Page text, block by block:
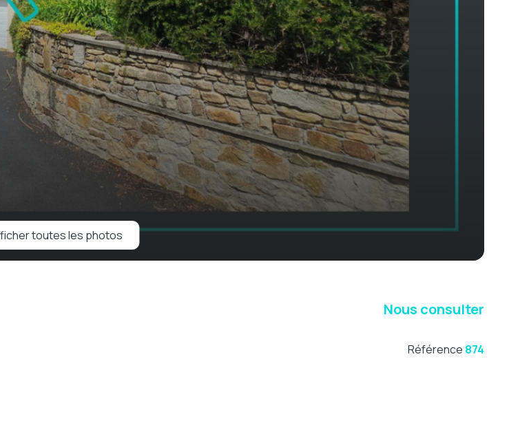
toutes les photos
Nous consulter
Référence 874